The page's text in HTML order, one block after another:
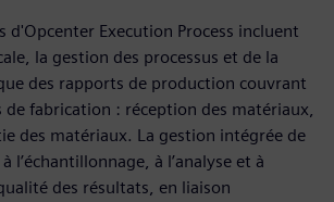
d'Opcenter Execution Process incluent
la gestion des processus et de la
des rapports de production couvrant
de fabrication : réception des matériaux,
des matériaux. La gestion intégrée de
l’échantillonnage, à l’analyse et à
des résultats, en liaison